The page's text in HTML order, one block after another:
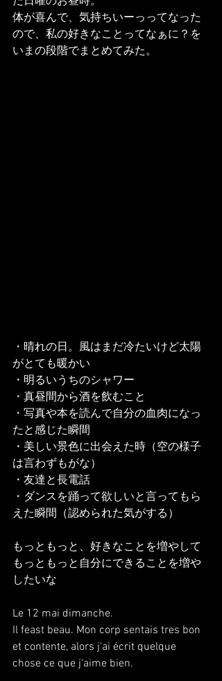
体が喜んで、気持ちいーっってなった
ので、私の好きなことってなぁに？を
いまの段階でまとめてみた。
・晴れの日。風はまだ冷たいけど太陽
がとても暖かい
・明るいうちのシャワー
・真昼間から酒を飲むこと
・写真や本を読んで自分の血肉になっ
たと感じた瞬間
・美しい景色に出会えた時（空の様子
は言わずもがな）
・友達と長電話
・ダンスを踊って欲しいと言ってもら
えた瞬間（認められた気がする）
もっともっと、好きなことを増やして
もっともっと自分にできることを増や
したいな
Le 12 mai dimanche.
Il feast beau. Mon corp sentais tres bon
et contente, alors j'ai écrit quelque
chose ce que j'aime bien.